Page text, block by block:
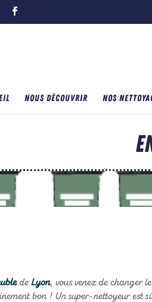
NOUS DÉCOUVRIR NOS
deLyon, vous venez de changer
bon ! Un super-nettoyeur est